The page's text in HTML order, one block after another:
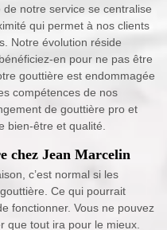
notre service se centralise
qui permet à nos clients
Notre évolution réside
en pour ne pas être
gouttière est endommagée
compétences de nos
de gouttière pro et
bien-être et qualité.
chez Jean Marcelin
c’est normal si les
Ce qui pourrait
fonctionner. Vous ne pouvez
que tout ira pour le mieux.